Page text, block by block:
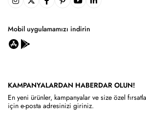
Mobil uygulamamızı indirin
KAMPANYALARDAN HABERDAR OLUN!
En yeni ürünler, kampanyalar ve size özel
için e-posta adresinizi giriniz.